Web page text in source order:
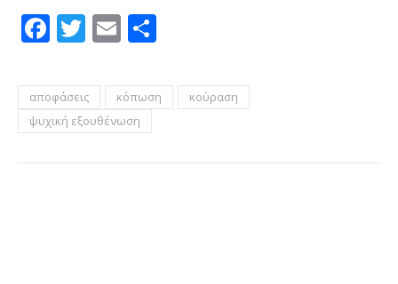
Facebook
Twitter
Email
αποφάσεις κόπωση
κούραση
ψυχική εξουθένωση